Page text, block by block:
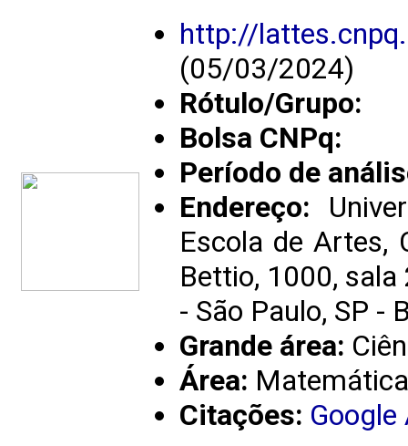
http://
(05/03/2024)
Rótulo/Grupo:
Bolsa CNPq:
Período de
Endereço:
Escola de Artes,
Bettio, 1000,
- São Paulo, SP -
Grande área:
Área: Matemática
Citações: